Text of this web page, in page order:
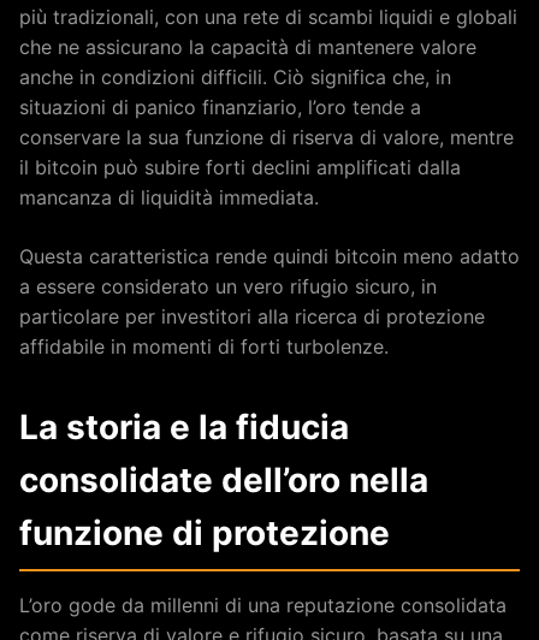
più tradizionali, con una rete di scambi liquidi e globali
che ne assicurano la capacità di mantenere valore
anche in condizioni difficili. Ciò significa che, in
situazioni di panico finanziario, l’oro tende a
conservare la sua funzione di riserva di valore, mentre
il bitcoin può subire forti declini amplificati dalla
mancanza di liquidità immediata.
Questa caratteristica rende quindi bitcoin meno adatto
a essere considerato un vero rifugio sicuro, in
particolare per investitori alla ricerca di protezione
affidabile in momenti di forti turbolenze.
La storia e la fiducia
consolidate dell’oro nella
funzione di protezione
L’oro gode da millenni di una reputazione consolidata
come riserva di valore e rifugio sicuro, basata su una